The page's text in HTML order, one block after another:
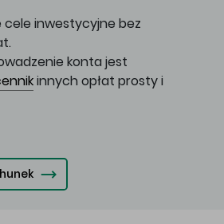
cele inwestycyjne bez
konta jest
innych opłat prosty i